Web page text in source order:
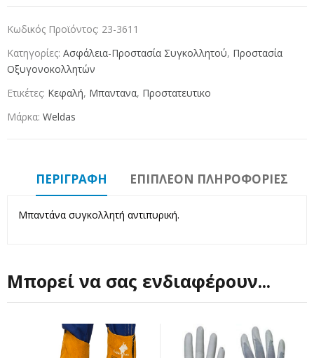
Κωδικός Προϊόντος: 23-3611
Κατηγορίες: Ασφάλεια-Προστασία Συγκολλητού, Προστασία
Οξυγονοκολλητών
Ετικέτες: Κεφαλή, Μπαντανα, Προστατευτικο
Μάρκα: Weldas
ΠΕΡΙΓΡΑΦΉ ΕΠΙΠΛΈΟΝ ΠΛΗΡΟΦΟΡΊΕΣ
Μπαντάνα συγκολλητή αντιπυρική.
Μπορεί να σας ενδιαφέρουν...